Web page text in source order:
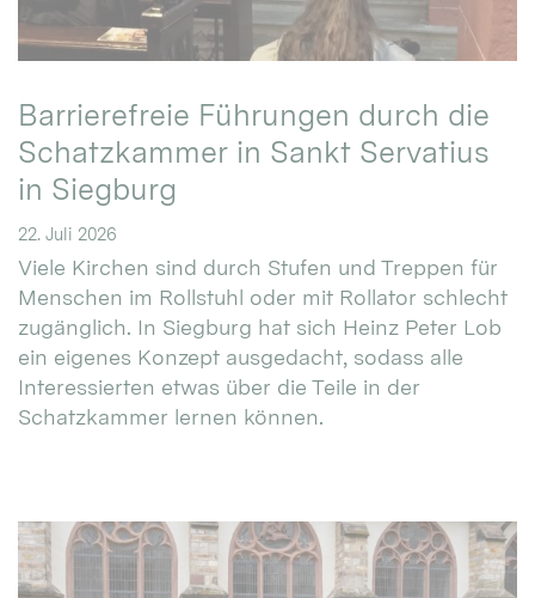
Barrierefreie Führungen durch die
Schatzkammer in Sankt Servatius
in Siegburg
22. Juli 2026
Viele Kirchen sind durch Stufen und Treppen für
Menschen im Rollstuhl oder mit Rollator schlecht
zugänglich. In Siegburg hat sich Heinz Peter Lob
ein eigenes Konzept ausgedacht, sodass alle
Interessierten etwas über die Teile in der
Schatzkammer lernen können.